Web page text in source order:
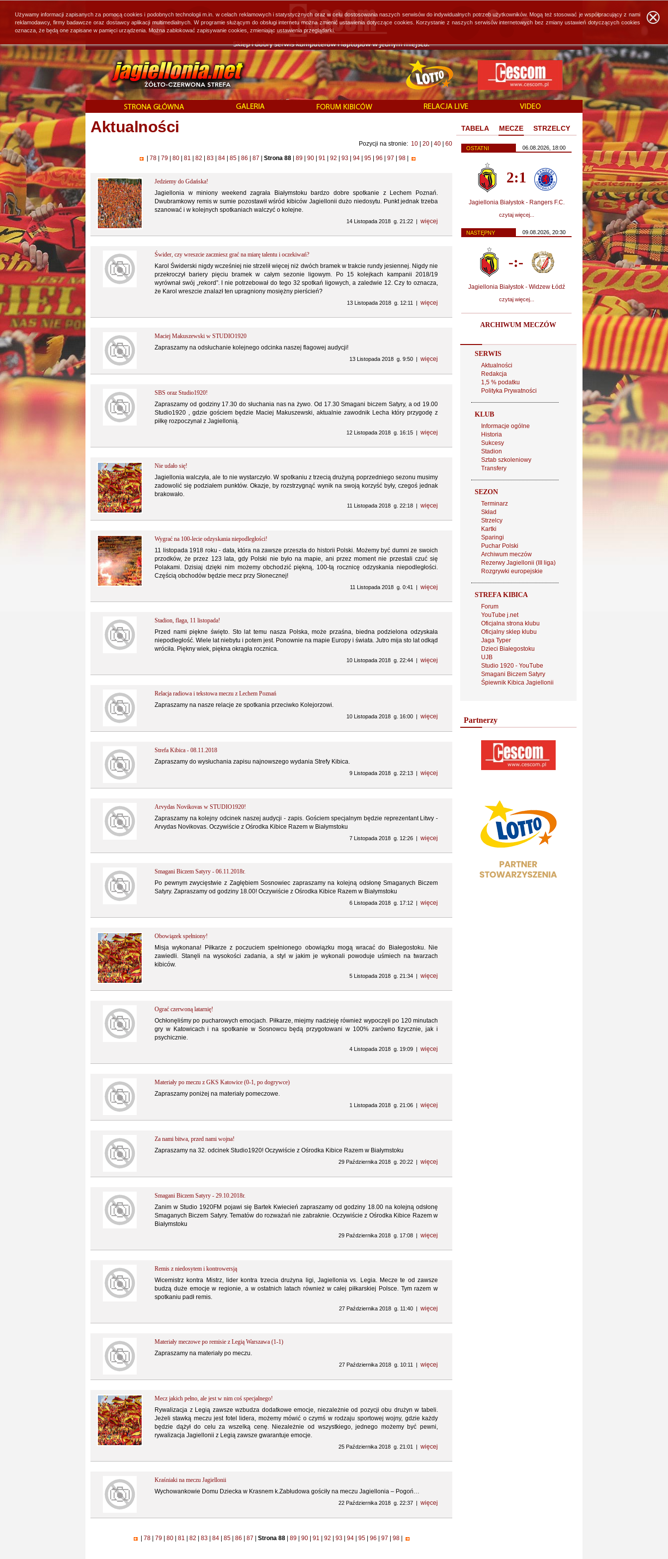
Aktualności
Pozycji na stronie: 10 20 40 60
78 79 80 81 82 83 84 85 86 87 Strona 88 89 90 91 92 93 94 95 96 97 98
Jedziemy do Gdańska!
Jagiellonia w miniony weekend zagrała Białymstoku bardzo dobre spotkanie z Lechem Poznań.
Dwubramkowy remis w sumie pozostawił wśród kibiców Jagiellonii dużo niedosytu. Punkt jednak trzeba
szanować i w kolejnych spotkaniach walczyć o kolejne.
14 Listopada 2018 g. 21:22 | więcej
Świder, czy wreszcie zaczniesz grać na miarę talentu i oczekiwań?
Karol Świderski nigdy wcześniej nie strzelił więcej niż dwóch bramek w trakcie rundy jesiennej. Nigdy nie
przekroczył bariery pięciu bramek w całym sezonie ligowym. Po 15 kolejkach kampanii 2018/19
wyrównał swój „rekord”. I nie potrzebował do tego 32 spotkań ligowych, a zaledwie 12. Czy to oznacza,
że Karol wreszcie znalazł ten upragniony mosiężny pierścień?
13 Listopada 2018 g. 12:11 | więcej
Maciej Makuszewski w STUDIO1920
Zapraszamy na odsłuchanie kolejnego odcinka naszej flagowej audycji!
13 Listopada 2018 g. 9:50 | więcej
SBS oraz Studio1920!
Zapraszamy od godziny 17.30 do słuchania nas na żywo. Od 17.30 Smagani biczem Satyry, a od 19.00
Studio1920 , gdzie gościem będzie Maciej Makuszewski, aktualnie zawodnik Lecha który przygodę z
piłkę rozpoczynał z Jagiellonią.
12 Listopada 2018 g. 16:15 | więcej
Nie udało się!
Jagiellonia walczyła, ale to nie wystarczyło. W spotkaniu z trzecią drużyną poprzedniego sezonu musimy
zadowolić się podziałem punktów. Okazje, by rozstrzygnąć wynik na swoją korzyść były, czegoś jednak
brakowało.
11 Listopada 2018 g. 22:18 | więcej
Wygrać na 100-lecie odzyskania niepodległości!
11 listopada 1918 roku - data, która na zawsze przeszła do historii Polski. Możemy być dumni ze swoich
przodków, że przez 123 lata, gdy Polski nie było na mapie, ani przez moment nie przestali czuć się
Polakami. Dzisiaj dzięki nim możemy obchodzić piękną, 100-tą rocznicę odzyskania niepodległości.
Częścią obchodów będzie mecz przy Słonecznej!
11 Listopada 2018 g. 0:41 | więcej
Stadion, flaga, 11 listopada!
Przed nami piękne święto. Sto lat temu nasza Polska, może przaśna, biedna podzielona odzyskała
niepodległość. Wiele lat niebytu i potem jest. Ponownie na mapie Europy i świata. Jutro mija sto lat odkąd
wróciła. Piękny wiek, piękna okrągła rocznica.
10 Listopada 2018 g. 22:44 | więcej
Relacja radiowa i tekstowa meczu z Lechem Poznań
Zapraszamy na nasze relacje ze spotkania przeciwko Kolejorzowi.
10 Listopada 2018 g. 16:00 | więcej
Strefa Kibica - 08.11.2018
Zapraszamy do wysłuchania zapisu najnowszego wydania Strefy Kibica.
9 Listopada 2018 g. 22:13 | więcej
Arvydas Novikovas w STUDIO1920!
Zapraszamy na kolejny odcinek naszej audycji - zapis. Gościem specjalnym będzie reprezentant Litwy -
Arvydas Novikovas. Oczywiście z Ośrodka Kibice Razem w Białymstoku
7 Listopada 2018 g. 12:26 | więcej
Smagani Biczem Satyry - 06.11.2018r.
Po pewnym zwycięstwie z Zagłębiem Sosnowiec zapraszamy na kolejną odsłonę Smaganych Biczem
Satyry. Zapraszamy od godziny 18.00! Oczywiście z Ośrodka Kibice Razem w Białymstoku
6 Listopada 2018 g. 17:12 | więcej
Obowiązek spełniony!
Misja wykonana! Piłkarze z poczuciem spełnionego obowiązku mogą wracać do Białegostoku. Nie
zawiedli. Stanęli na wysokości zadania, a styl w jakim je wykonali powoduje uśmiech na twarzach
kibiców.
5 Listopada 2018 g. 21:34 | więcej
Ograć czerwoną latarnię!
Ochłonęliśmy po pucharowych emocjach. Piłkarze, miejmy nadzieję również wypoczęli po 120 minutach
gry w Katowicach i na spotkanie w Sosnowcu będą przygotowani w 100% zarówno fizycznie, jak i
psychicznie.
4 Listopada 2018 g. 19:09 | więcej
Materiały po meczu z GKS Katowice (0-1, po dogrywce)
Zapraszamy poniżej na materiały pomeczowe.
1 Listopada 2018 g. 21:06 | więcej
Za nami bitwa, przed nami wojna!
Zapraszamy na 32. odcinek Studio1920! Oczywiście z Ośrodka Kibice Razem w Białymstoku
29 Października 2018 g. 20:22 | więcej
Smagani Biczem Satyry - 29.10.2018r.
Zanim w Studio 1920FM pojawi się Bartek Kwiecień zapraszamy od godziny 18.00 na kolejną odsłonę
Smaganych Biczem Satyry. Tematów do rozważań nie zabraknie. Oczywiście z Ośrodka Kibice Razem w
Białymstoku
29 Października 2018 g. 17:08 | więcej
Remis z niedosytem i kontrowersją
Wicemistrz kontra Mistrz, lider kontra trzecia drużyna ligi, Jagiellonia vs. Legia. Mecze te od zawsze
budzą duże emocje w regionie, a w ostatnich latach również w całej piłkarskiej Polsce. Tym razem w
spotkaniu padł remis.
27 Października 2018 g. 11:40 | więcej
Materiały meczowe po remisie z Legią Warszawa (1-1)
Zapraszamy na materiały po meczu.
27 Października 2018 g. 10:11 | więcej
Mecz jakich pełno, ale jest w nim coś specjalnego!
Rywalizacja z Legią zawsze wzbudza dodatkowe emocje, niezależnie od pozycji obu drużyn w tabeli.
Jeżeli stawką meczu jest fotel lidera, możemy mówić o czymś w rodzaju sportowej wojny, gdzie każdy
będzie dążył do celu za wszelką cenę. Niezależnie od wszystkiego, jednego możemy być pewni,
rywalizacja Jagiellonii z Legią zawsze gwarantuje emocje.
25 Października 2018 g. 21:01 | więcej
Kraśniaki na meczu Jagiellonii
Wychowankowie Domu Dziecka w Krasnem k.Zabłudowa gościły na meczu Jagiellonia – Pogoń…
22 Października 2018 g. 22:37 | więcej
| 78 79 80 81 82 83 84 85 86 87 Strona 88| 89 90 91 92 93 94 95 96 97 98
TABELA MECZE STRZELCY
OSTATNI 06.08.2026, 18:00
2:1
Jagiellonia Białystok - Rangers F.C.
czytaj więcej...
NASTĘPNY 09.08.2026, 20:30
-:-
Jagiellonia Białystok - Widzew Łódź
czytaj więcej...
ARCHIWUM MECZÓW
SERWIS
Aktualności
Redakcja
1,5 % podatku
Polityka Prywatności
KLUB
Informacje ogólne
Historia
Sukcesy
Stadion
Sztab szkoleniowy
Transfery
SEZON
Terminarz
Skład
Strzelcy
Kartki
Sparingi
Puchar Polski
Archiwum meczów
Rezerwy Jagiellonii (III liga)
Rozgrywki europejskie
STREFA KIBICA
Forum
YouTube j.net
Oficjalna strona klubu
Oficjalny sklep klubu
Jaga Typer
Dzieci Białegostoku
UJB
Studio 1920 - YouTube
Smagani Biczem Satyry
Śpiewnik Kibica Jagiellonii
Partnerzy
Używamy informacji zapisanych za pomocą cookies i podobnych technologii m.in. w celach reklamowych i statystycznych oraz w celu dostosowania naszych serwisów do indywidualnych potrzeb użytkowników. Mogą też stosować je współpracujący z nami
reklamodawcy, firmy badawcze oraz dostawcy aplikacji multimedialnych. W programie służącym do obsługi internetu można zmienić ustawienia dotyczące cookies. Korzystanie z naszych serwisów internetowych bez zmiany ustawień dotyczących cookies
oznacza, że będą one zapisane w pamięci urządzenia. Można zablokować zapisywanie cookies, zmieniając ustawienia przeglądarki.